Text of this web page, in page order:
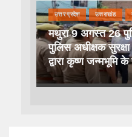
उत्तर प्रदेश उत्तराखंड
मथुरा 9 अगस्त 26
पुलिस अधीक्षक
द्वारा कृष्ण जन्मभूमि